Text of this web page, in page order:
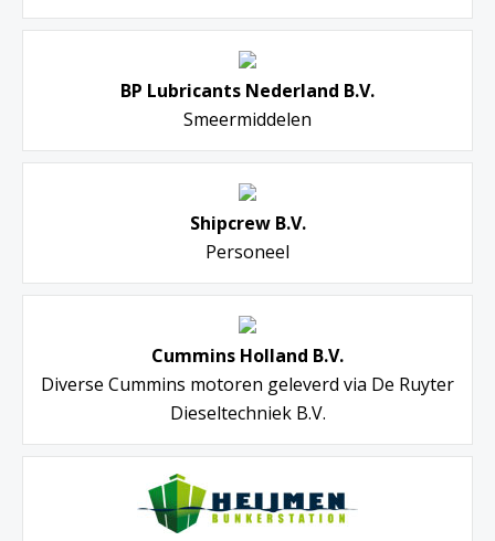
BP Lubricants Nederland B.V.
Smeermiddelen
Shipcrew B.V.
Personeel
Cummins Holland B.V.
Diverse Cummins motoren geleverd via De Ruyter
Dieseltechniek B.V.